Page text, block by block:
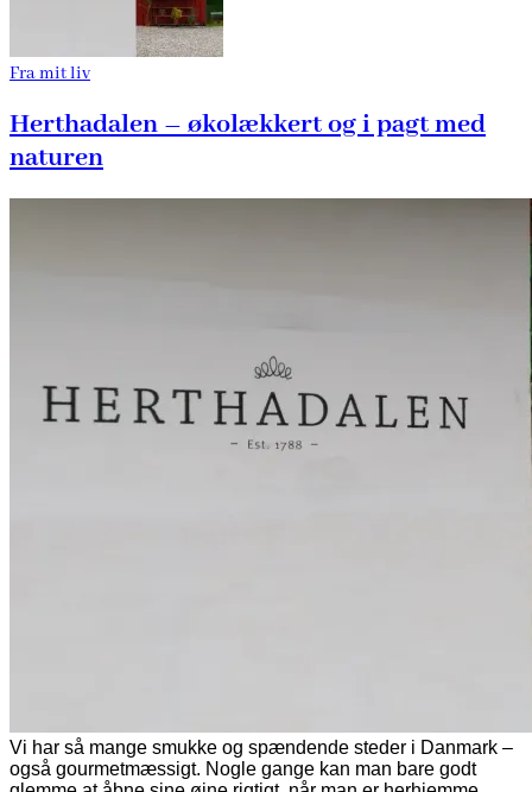
Fra mit liv
Herthadalen – økolækkert og i pagt med
naturen
Vi har så mange smukke og spændende steder i Danmark –
også gourmetmæssigt. Nogle gange kan man bare godt